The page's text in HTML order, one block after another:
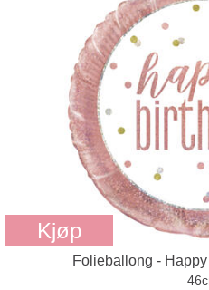
Kjøp
Folieballong - Happy